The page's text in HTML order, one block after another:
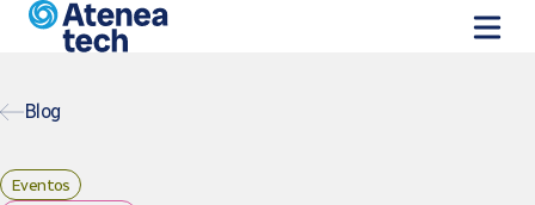
Skip to main content
Blog
Eventos